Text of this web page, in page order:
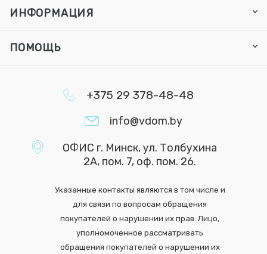
ИНФОРМАЦИЯ
ПОМОЩЬ
+375 29 378-48-48
info@vdom.by
ОФИС г. Минск, ул. Толбухина
2А, пом. 7, оф. пом. 26.
Указанные контакты являются в том числе и
для связи по вопросам обращения
покупателей о нарушении их прав. Лицо,
уполномоченное рассматривать
обращения покупателей о нарушении их